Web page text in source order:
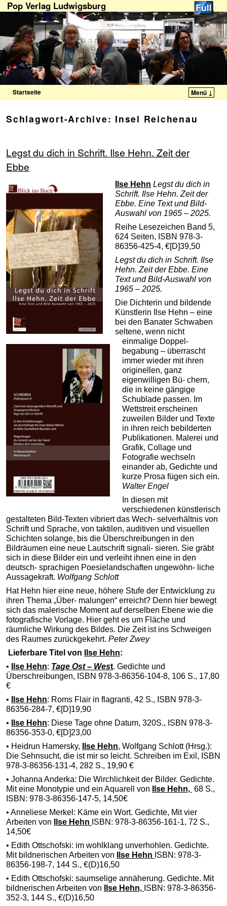
Pop Verlag Ludwigsburg
Startseite Menü ↓
Schlagwort-Archive: Insel Reichenau
Legst du dich in Schrift. Ilse Hehn. Zeit der
Ebbe
Ilse Hehn Legst du dich in
Schrift. Ilse Hehn. Zeit der
Ebbe. Eine Text und Bild-
Auswahl von 1965 – 2025.
Reihe Lesezeichen Band 5,
624 Seiten, ISBN 978-3-
86356-425-4, €[D]39,50
Legst du dich in Schrift. Ilse
Hehn. Zeit der Ebbe. Eine
Text und Bild-Auswahl von
1965 – 2025.
Die Dichterin und bildende
Künstlerin Ilse Hehn – eine
bei den Banater Schwaben
seltene, wenn nicht
einmalige Doppel-
begabung – überrascht
immer wieder mit ihren
originellen, ganz
eigenwilligen Bü- chern,
die in keine gängige
Schublade passen. Im
Wettstreit erscheinen
zuweilen Bilder und Texte
in ihren reich bebilderten
Publikationen. Malerei und
Grafik, Collage und
Fotografie wechseln
einander ab, Gedichte und
kurze Prosa fügen sich ein.
Walter Engel
In diesen mit
verschiedenen künstlerisch
gestalteten Bild-Texten vibriert das Wech- selverhältnis von
Schrift und Sprache, von taktilen, auditiven und visuellen
Schichten solange, bis die Überschreibungen in den
Bildräumen eine neue Lautschrift signali- sieren. Sie gräbt
sich in diese Bilder ein und verleiht ihnen eine in den
deutsch- sprachigen Poesielandschaften ungewöhn- liche
Aussagekraft. Wolfgang Schlott
Hat Hehn hier eine neue, höhere Stufe der Entwicklung zu
ihren Thema „Über- malungen“ erreicht? Denn hier bewegt
sich das malerische Moment auf derselben Ebene wie die
fotografische Vorlage. Hier geht es um Fläche und
räumliche Wirkung des Bildes. Die Zeit ist ins Schweigen
des Raumes zurückgekehrt. Peter Zwey
Lieferbare Titel von
Ilse Hehn:
•
Ilse Hehn: Tage Ost – West. Gedichte und
Überschreibungen, ISBN 978-3-86356-104-8, 106 S., 17,80
€
•
Ilse Hehn: Roms Flair in flagranti, 42 S., ISBN 978-3-
86356-284-7, €[D]19,90
•
Ilse Hehn: Diese Tage ohne Datum, 320S., ISBN 978-3-
86356-353-0, €[D]23,00
• Heidrun Hamersky,
Ilse Hehn, Wolfgang Schlott (Hrsg.):
Die Sehnsucht, die ist mir so leicht. Schreiben im Exil, ISBN
978-3-86356-131-4, 282 S., 19,90 €
• Johanna Anderka: Die Wirchlichkeit der Bilder. Gedichte.
Mit eine Monotypie und ein Aquarell von
Ilse Hehn, 68 S.,
ISBN: 978-3-86356-147-5, 14,50€
• Anneliese Merkel: Käme ein Wort. Gedichte, Mit vier
Arbeiten von
Ilse Hehn ISBN: 978-3-86356-161-1, 72 S.,
14,50€
• Edith Ottschofski: im wohlklang unverhohlen. Gedichte.
Mit bildnerischen Arbeiten von
Ilse Hehn ISBN: 978-3-
86356-198-7, 144 S., €(D)16,50
• Edith Ottschofski: saumselige annäherung. Gedichte. Mit
bildnerischen Arbeiten von
Ilse Hehn, ISBN: 978-3-86356-
352-3, 144 S., €(D)16,50